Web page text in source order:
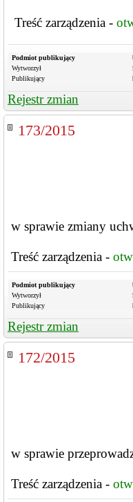
Treść zarządzenia -
Podmiot publikujący
Wytworzył
Publikujący
Rejestr zmian
173/2015
w sprawie zmiany
Treść zarządzenia -
Podmiot publikujący
Wytworzył
Publikujący
Rejestr zmian
172/2015
w sprawie
Treść zarządzenia -